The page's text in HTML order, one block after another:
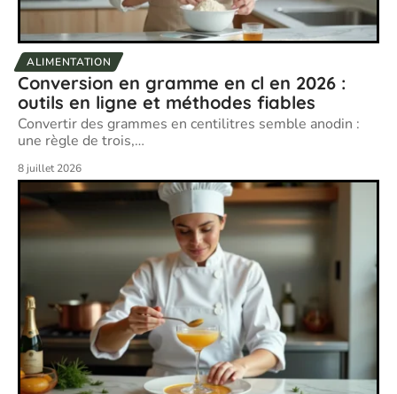
ALIMENTATION
Conversion en gramme en cl en 2026 :
outils en ligne et méthodes fiables
Convertir des grammes en centilitres semble anodin :
une règle de trois,…
8 juillet 2026